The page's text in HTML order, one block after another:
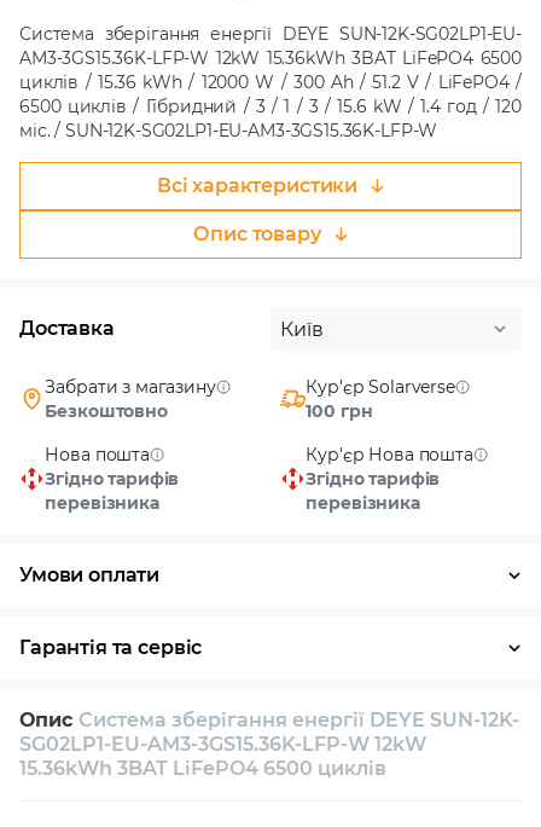
Система зберігання енергії DEYE SUN-12K-SG02LP1-EU-
AM3-3GS15.36K-LFP-W 12kW 15.36kWh 3BAT LiFePO4 6500
циклів / 15.36 kWh / 12000 W / 300 Ah / 51.2 V / LiFePO4 /
6500 циклів / Гібридний / 3 / 1 / 3 / 15.6 kW / 1.4 год / 120
міс. / SUN-12K-SG02LP1-EU-AM3-3GS15.36K-LFP-W
Всі характеристики
Опис товару
Доставка Київ
Забрати з магазину
Безкоштовно
Кур'єр Solarverse
100 грн
Нова пошта
Згідно тарифів
перевізника
Кур'єр Нова пошта
Згідно тарифів
перевізника
Умови оплати
Гарантія та сервіс
Власний сервісний центр Технічна підтримка
Консультація
Опис Система зберігання енергії DEYE SUN-12K-
SG02LP1-EU-AM3-3GS15.36K-LFP-W 12kW
15.36kWh 3BAT LiFePO4 6500 циклів